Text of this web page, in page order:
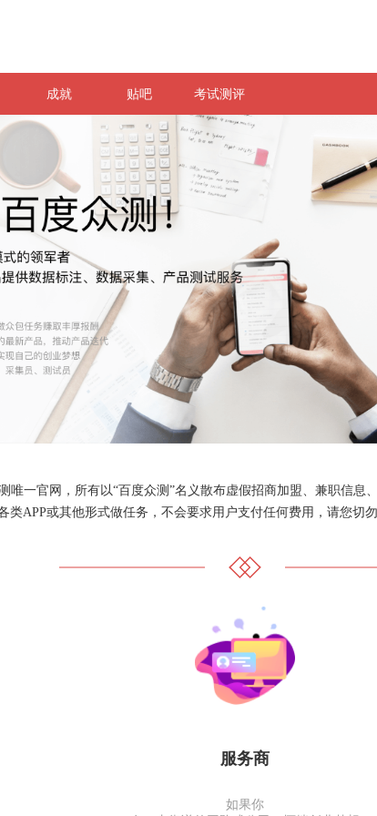
成就 贴吧 考试测评
唯一官网，所有以“百度众测”名义散布虚假招商加盟、兼职信息
类APP或其他形式做任务，不会要求用户支付任何费用，请您切
服务商
如果你